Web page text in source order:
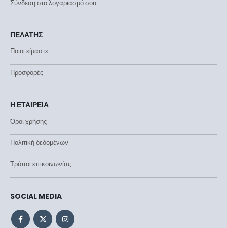
Σύνδεση στο λογαριασμό σου
ΠΕΛΑΤΗΣ
Ποιοι είμαστε
Προσφορές
Η ΕΤΑΙΡΕΙΑ
Όροι χρήσης
Πολιτική δεδομένων
Τρόποι επικοινωνίας
SOCIAL MEDIA